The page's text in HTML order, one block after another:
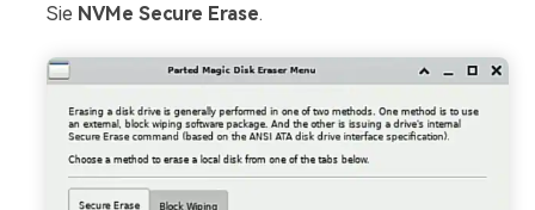
Sie NVMe Secure Erase.